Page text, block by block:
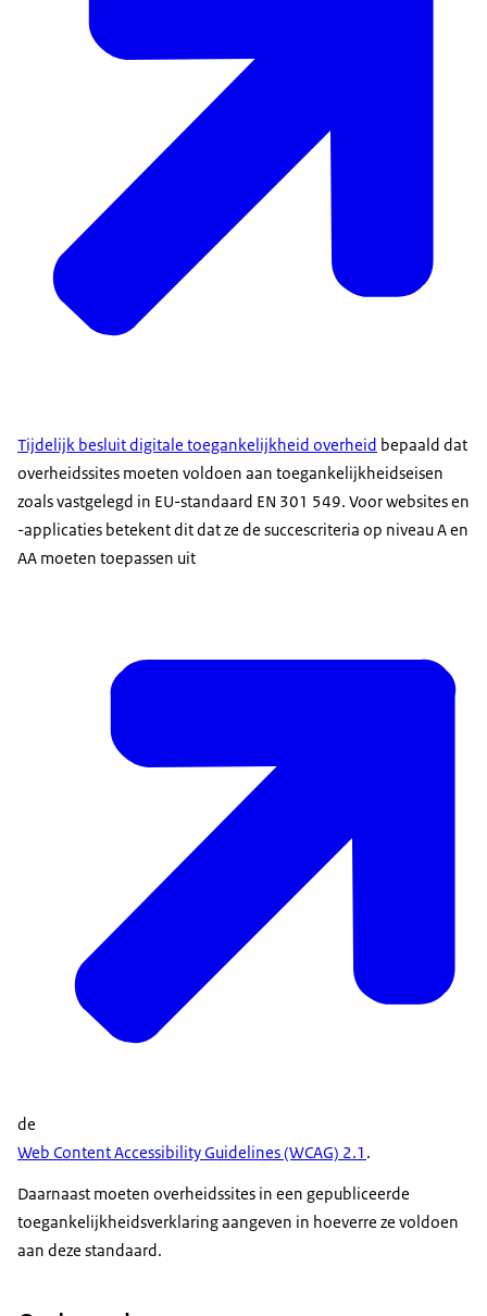
Tijdelijk besluit digitale toegankelijkheid overheid bepaald dat
overheidssites moeten voldoen aan toegankelijkheidseisen
zoals vastgelegd in EU-standaard EN 301 549. Voor websites en
-applicaties betekent dit dat ze de succescriteria op niveau A en
AA moeten toepassen uit
de
Web Content Accessibility Guidelines (WCAG) 2.1 .
Daarnaast moeten overheidssites in een gepubliceerde
toegankelijkheidsverklaring aangeven in hoeverre ze voldoen
aan deze standaard.